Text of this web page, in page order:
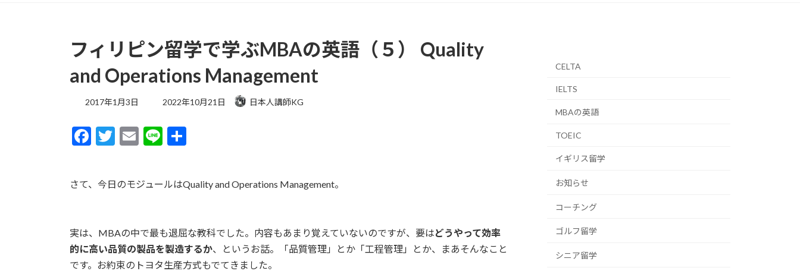
フィリピン留学で学ぶMBAの英語（５） Quality
and Operations Management
2017年1月3日
最
日
2022年10月21日 日本人講師KG
F
b
o
k
T
er
E
l
Li
さて、今日のモジュールはQuality and Operations Management。
実は、MBAの中で最も退屈な教科でした。内容もあまり覚えていないのですが、要はどうやって効率
的に高い品質の製品を製造するか、というお話。「品質管理」とか「工程管理」とか、まあそんなこと
です。お約束のトヨタ生産方式もでてきました。
CELTA
IELTS
MBAの英語
TOEIC
イギリス留学
お知らせ
コーチング
ゴルフ留学
シニア留学